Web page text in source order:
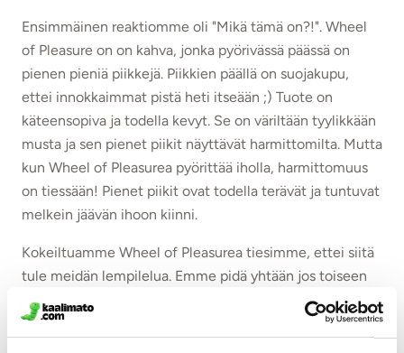
Ensimmäinen reaktiomme oli "Mikä tämä on?!". Wheel
of Pleasure on on kahva, jonka pyörivässä päässä on
pienen pieniä piikkejä. Piikkien päällä on suojakupu,
ettei innokkaimmat pistä heti itseään ;) Tuote on
käteensopiva ja todella kevyt. Se on väriltään tyylikkään
musta ja sen pienet piikit näyttävät harmittomilta. Mutta
kun Wheel of Pleasurea pyörittää iholla, harmittomuus
on tiessään! Pienet piikit ovat todella terävät ja tuntuvat
melkein jäävän ihoon kiinni.
Kokeiltuamme Wheel of Pleasurea tiesimme, ettei siitä
tule meidän lempilelua. Emme pidä yhtään jos toiseen
saattuu epämukavasti. Emmekä olleet yhtään varmoja
miten tuotetta voisi käyttää. Kyseisetä tuotteesta voivat